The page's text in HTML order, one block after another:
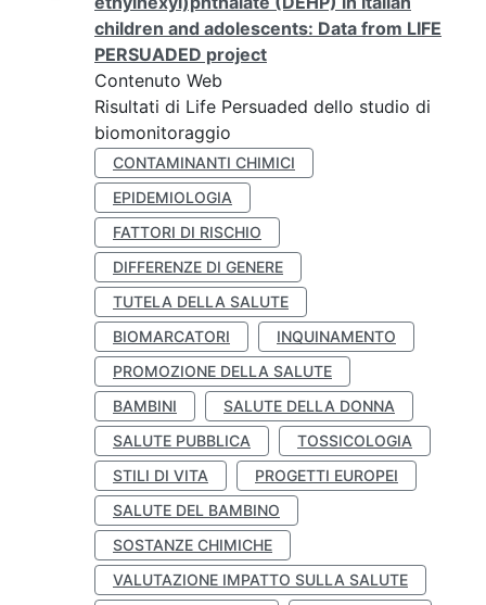
children and adolescents: Data from LIFE
PERSUADED project
Contenuto Web
Risultati di Life Persuaded dello studio di
biomonitoraggio
CONTAMINANTI CHIMICI
EPIDEMIOLOGIA
FATTORI DI RISCHIO
DIFFERENZE DI GENERE
TUTELA DELLA SALUTE
BIOMARCATORI
INQUINAMENTO
PROMOZIONE DELLA SALUTE
BAMBINI
SALUTE DELLA DONNA
SALUTE PUBBLICA
TOSSICOLOGIA
STILI DI VITA
PROGETTI EUROPEI
SALUTE DEL BAMBINO
SOSTANZE CHIMICHE
VALUTAZIONE IMPATTO SULLA SALUTE